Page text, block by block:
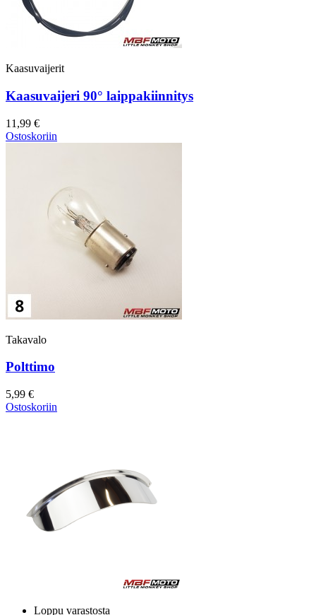
Kaasuvaijerit
Kaasuvaijeri 90° laippakiinnitys
11,99 €
Ostoskoriin
Takavalo
Polttimo
5,99 €
Ostoskoriin
Loppu varastosta